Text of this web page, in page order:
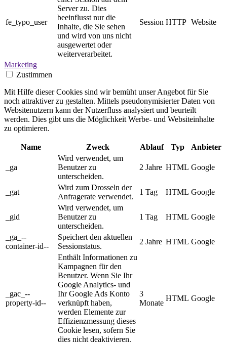
fe_typo_user
Server zu. Dies
beeinflusst nur die
Inhalte, die Sie sehen
und wird von uns nicht
ausgewertet oder
weiterverarbeitet.
Session HTTP Website
Marketing
Zustimmen
Mit Hilfe dieser Cookies sind wir bemüht unser Angebot für Sie
noch attraktiver zu gestalten. Mittels pseudonymisierter Daten von
Websitenutzern kann der Nutzerfluss analysiert und beurteilt
werden. Dies gibt uns die Möglichkeit Werbe- und Websiteinhalte
zu optimieren.
Name Zweck Ablauf Typ Anbieter
_ga
Wird verwendet, um
Benutzer zu
unterscheiden.
2 Jahre HTML Google
_gat
Wird zum Drosseln der
Anfragerate verwendet.
1 Tag HTML Google
_gid
Wird verwendet, um
Benutzer zu
unterscheiden.
1 Tag HTML Google
_ga_--
container-id--
Speichert den aktuellen
Sessionstatus.
2 Jahre HTML Google
_gac_--
property-id--
Enthält Informationen zu
Kampagnen für den
Benutzer. Wenn Sie Ihr
Google Analytics- und
Ihr Google Ads Konto
verknüpft haben,
werden Elemente zur
Effizienzmessung dieses
Cookie lesen, sofern Sie
dies nicht deaktivieren.
3
Monate
HTML Google